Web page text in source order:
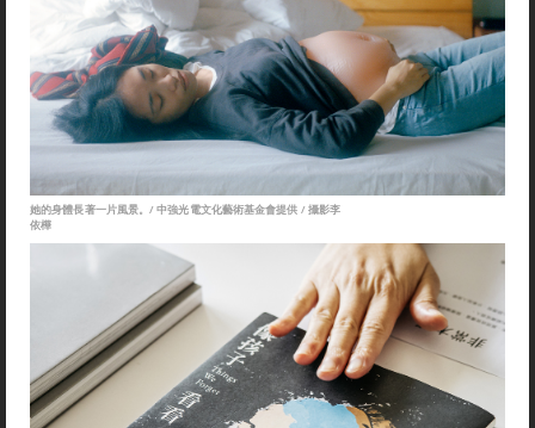
她的身體長著一片風景。/ 中強光電文化藝術基金會提供 / 攝影李
依樺